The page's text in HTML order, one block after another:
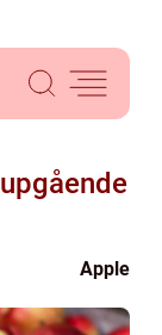
Apple